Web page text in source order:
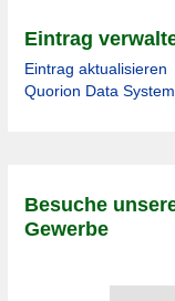
Eintrag
Eintrag aktualisieren
Quorion Data
Besuche
Gewerbe